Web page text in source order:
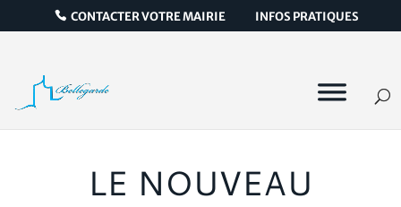
CONTACTER VOTRE MAIRIE INFOS PRATIQUES
LE NOUVEAU